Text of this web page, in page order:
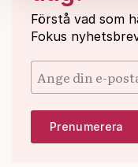
Om du vill läsa mer
kan du göra dethär.
Förstå vad som
Fokus